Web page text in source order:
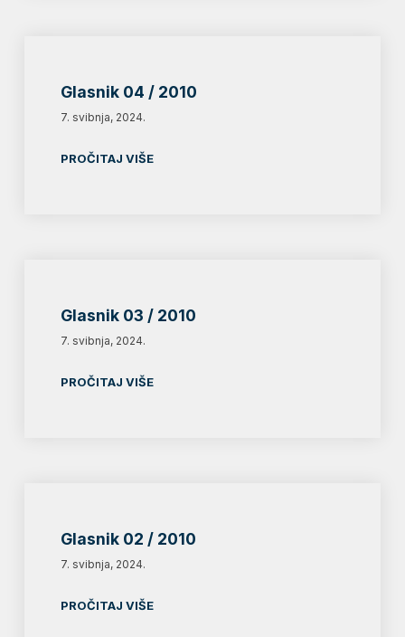
Glasnik 04 / 2010
7. svibnja, 2024.
PROČITAJ VIŠE
Glasnik 03 / 2010
7. svibnja, 2024.
PROČITAJ VIŠE
Glasnik 02 / 2010
7. svibnja, 2024.
PROČITAJ VIŠE